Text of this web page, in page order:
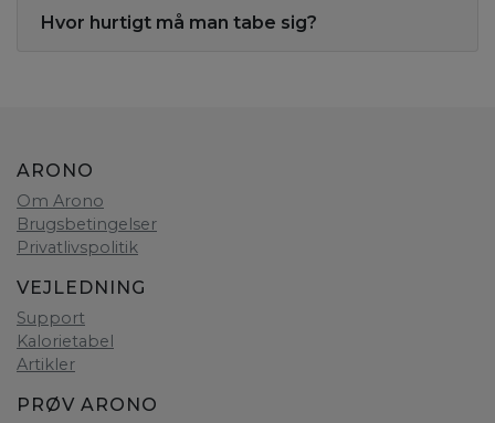
Hvor hurtigt må man tabe sig?
ARONO
Om Arono
Brugsbetingelser
Privatlivspolitik
VEJLEDNING
Support
Kalorietabel
Artikler
PRØV ARONO